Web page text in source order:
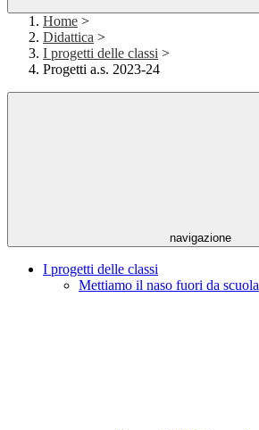
Home >
Didattica >
I progetti delle classi >
Progetti a.s. 2023-24
navigazione
I progetti delle classi
Mettiamo il naso fuori da scuola